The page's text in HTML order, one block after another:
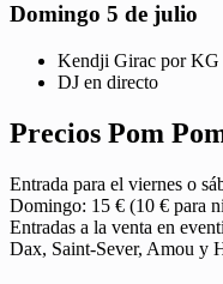
Domingo 5 de julio
Kendji Girac por KG
DJ en directo
Precios Pom
Entrada para el viernes o
Domingo: 15 € (10 € para
Entradas a la venta en
Dax, Saint-Sever, Amou y